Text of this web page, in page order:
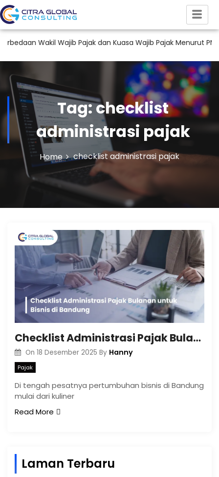
Wakil Wajib Pajak dan Kuasa Wajib Pajak Menurut PMK 44
Tag:checklist
administrasi pajak
Home checklist administrasi pajak
Checklist Administrasi Pajak Bulanan untuk Bisnis di Bandung
On 18 Desember 2025 By Hanny
Pajak
Di tengah pesatnya pertumbuhan bisnis di Bandung
mulai dari kuliner
Read More
Laman Terbaru